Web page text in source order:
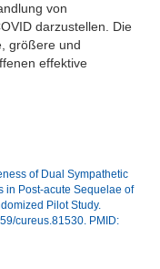
von
darzustellen. Die
größere und
effektive
of Dual Sympathetic
in Post-acute Sequelae of
Pilot Study.
cureus.81530. PMID: